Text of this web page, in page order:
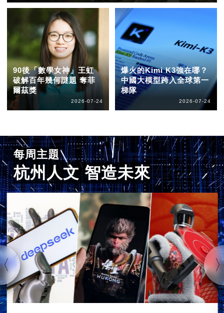
90後「數學女神」王虹
破解百年幾何謎題 奪菲
爾茲獎
2026-07-24
爆火的Kimi K3強在哪？
中國大模型跨入全球第一
梯隊
2026-07-24
每周主題
杭州人文 智造未來